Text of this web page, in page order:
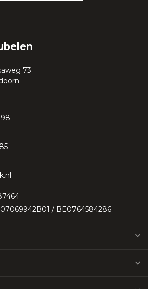
73
/ BE0764584286